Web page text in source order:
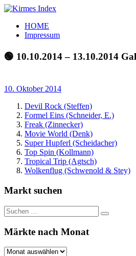
Zum
springen
Kirmes
Index
Tourpläne
der
letzten
HOME
Impressum
🟢 10.10.2014 – 13.10.2014
10. Oktober 2014
Devil Rock (Steffen)
Formel Eins (Schneider, E.)
Freak (Zinnecker)
Movie World (Denk)
Super Hupferl (Scheidacher)
Top Spin (Kollmann)
Tropical Trip (Agtsch)
Wolkenflug (Schwenold & Stey)
Markt suchen
Suchen
nach:
Suchen
Märkte nach Monat
Märkte